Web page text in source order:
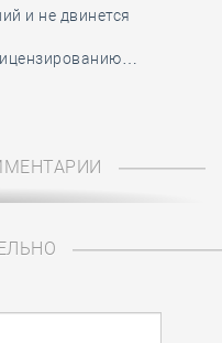
и не двинется